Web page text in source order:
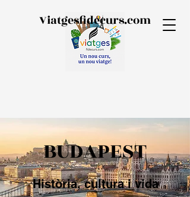
Viatgesfidecurs.com
BUDAPEST
Història, cultura i vida